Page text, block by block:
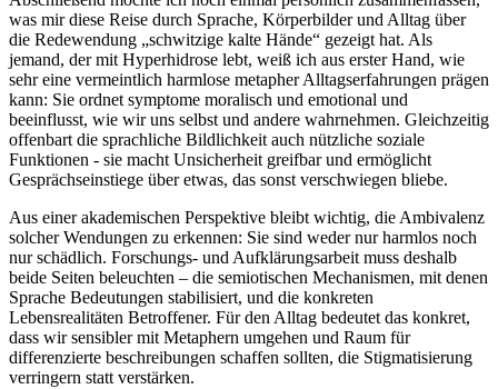
was mir diese Reise durch Sprache, Körperbilder und Alltag über
die Redewendung „schwitzige kalte Hände“ gezeigt hat. Als
jemand, der mit Hyperhidrose lebt, weiß ich⁣ aus erster ‌Hand, wie
sehr eine vermeintlich harmlose metapher Alltagserfahrungen​ prägen
kann: Sie ordnet ‍symptome‍ moralisch ⁢und emotional und ​
beeinflusst, wie wir uns selbst und‌ andere wahrnehmen. ⁢Gleichzeitig​
offenbart ⁤die sprachliche Bildlichkeit auch nützliche soziale
Funktionen ⁤- sie macht‌ Unsicherheit greifbar und⁣ ermöglicht
Gesprächseinstiege⁤ über etwas, ⁤das sonst verschwiegen bliebe.
Aus einer‍ akademischen Perspektive bleibt wichtig, die Ambivalenz
solcher Wendungen zu erkennen: Sie sind weder nur harmlos ​noch
nur schädlich. Forschungs- und Aufklärungsarbeit muss deshalb
beide‌ Seiten beleuchten – die semiotischen Mechanismen,‍ mit denen
Sprache Bedeutungen stabilisiert, und die konkreten⁤
Lebensrealitäten Betroffener. Für den Alltag bedeutet⁣ das konkret,
dass⁢ wir sensibler ⁢mit Metaphern umgehen⁢ und Raum für
differenzierte‍ beschreibungen ‍schaffen sollten,⁤ die Stigmatisierung
verringern statt verstärken.